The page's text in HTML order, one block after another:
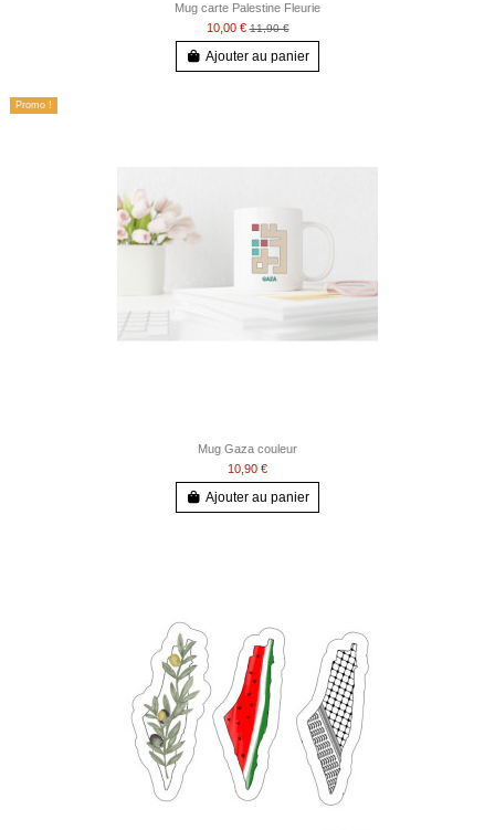
Mug carte Palestine Fleurie
10,00 €11,90 €
Ajouter au panier
Promo !
Mug Gaza couleur
10,90 €
Ajouter au panier